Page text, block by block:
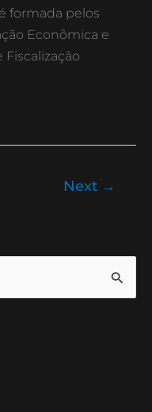
formada pelos
Econômica e
Fiscalização
Next →